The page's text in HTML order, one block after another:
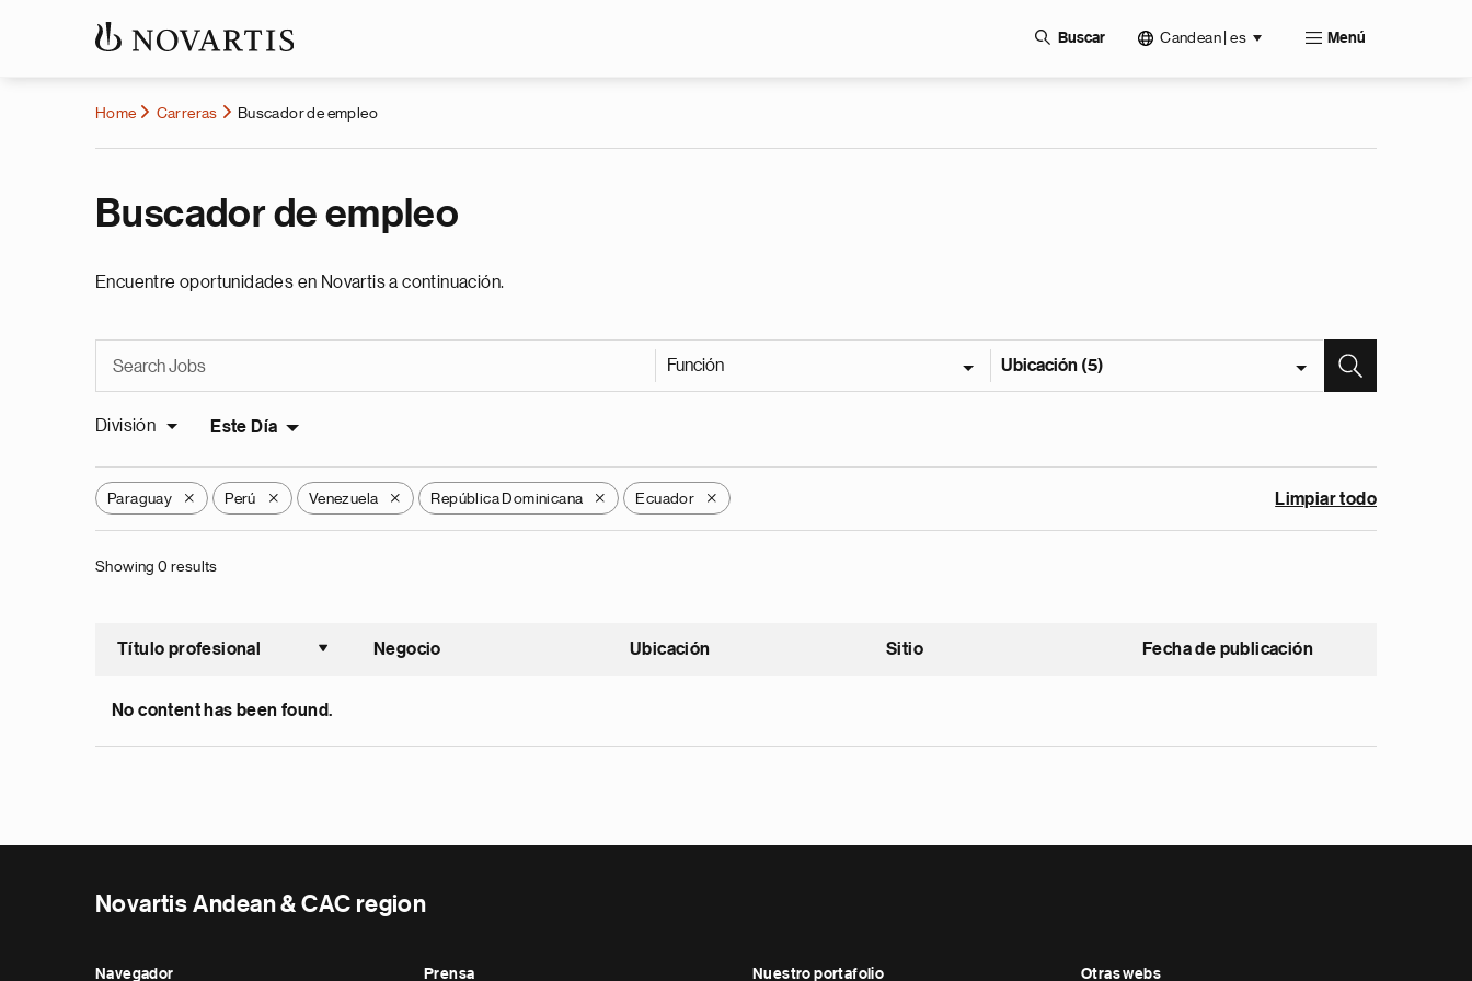
Buscar Candean | es Menú
Home Carreras Buscador de empleo
Buscador de empleo
Encuentre oportunidades en Novartis a continuación.
Función Ubicación (5)
División Este Día
Paraguay X Perú X Venezuela X República Dominicana X Ecuador X Limpiar todo
Showing 0 results
Título profesional
Ordenar ascendente
Negocio Ubicación Sitio Fecha de publicación
No content has been found.
Novartis Andean & CAC region
Navegador Prensa Nuestro portafolio Otras webs